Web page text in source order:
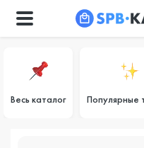
Весь каталог Популярные